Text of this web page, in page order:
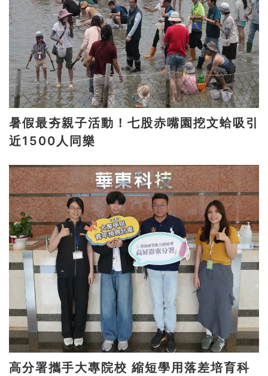
暑假最夯親子活動！七股赤嘴園挖文蛤吸引
近1500人同樂
高分署攜手大專院校 縮短學用落差培育科